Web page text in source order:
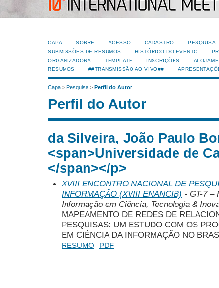
CAPA SOBRE ACESSO CADASTRO
PESQUISA
SUBMISSÕES DE RESUMOS
HISTÓRICO DO EVENTO
ORGANIZADORA
TEMPLATE INSCRIÇÕES
RESUMOS
##TRANSMISSÃO AO VIVO##
Capa > Pesquisa > Perfil do Autor
Perfil do Autor
da Silveira, João Paulo
<span>Universidade de
</span></p>
XVIII ENCONTRO NACIONAL DE
INFORMAÇÃO (XVIII ENANCIB) - GT-7 –
Informação em Ciência, Tecnologia &
MAPEAMENTO DE REDES DE
PESQUISAS: UM ESTUDO COM OS
EM CIÊNCIA DA INFORMAÇÃO NO
RESUMO PDF